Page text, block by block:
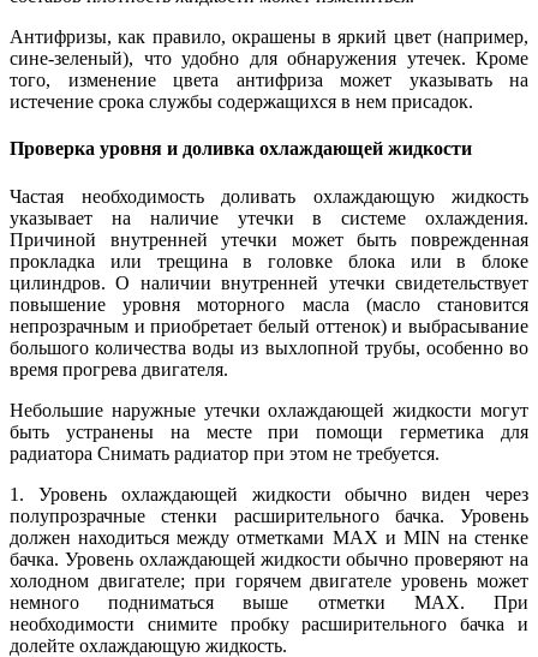
Антифризы, как правило, окрашены в яркий цвет (например,
сине-зеленый), что удобно для обнаружения утечек. Кроме
того, изменение цвета антифриза может указывать на
истечение срока службы содержащихся в нем присадок.
Проверка уровня и доливка охлаждающей жидкости
Частая необходимость доливать охлаждающую жидкость
указывает на наличие утечки в системе охлаждения.
Причиной внутренней утечки может быть поврежденная
прокладка или трещина в головке блока или в блоке
цилиндров. О наличии внутренней утечки свидетельствует
повышение уровня моторного масла (масло становится
непрозрачным и приобретает белый оттенок) и выбрасывание
большого количества воды из выхлопной трубы, особенно во
время прогрева двигателя.
Небольшие наружные утечки охлаждающей жидкости могут
быть устранены на месте при помощи герметика для
радиатора Снимать радиатор при этом не требуется.
1. Уровень охлаждающей жидкости обычно виден через
полупрозрачные стенки расширительного бачка. Уровень
должен находиться между отметками МАХ и MIN на стенке
бачка. Уровень охлаждающей жидкости обычно проверяют на
холодном двигателе; при горячем двигателе уровень может
немного подниматься выше отметки МАХ. При
необходимости снимите пробку расширительного бачка и
долейте охлаждающую жидкость.